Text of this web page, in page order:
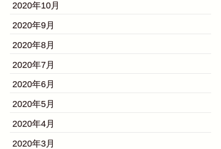
2020年10月
2020年9月
2020年8月
2020年7月
2020年6月
2020年5月
2020年4月
2020年3月